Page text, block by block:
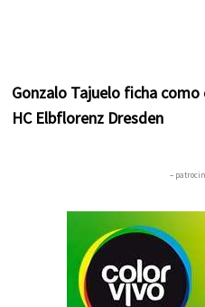
Gonzalo Tajuelo ficha
HC Elbflorenz Dresden
–